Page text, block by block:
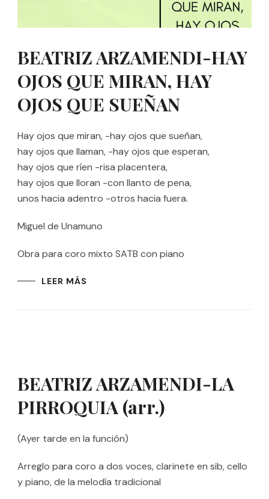
BEATRIZ ARZAMENDI-HAY
OJOS QUE MIRAN, HAY
OJOS QUE SUEÑAN
Hay ojos que miran, -hay ojos que sueñan,
hay ojos que llaman, -hay ojos que esperan,
hay ojos que ríen -risa placentera,
hay ojos que lloran -con llanto de pena,
unos hacia adentro -otros hacia fuera.
Miguel de Unamuno
Obra para coro mixto SATB con piano
LEER MÁS
BEATRIZ ARZAMENDI-LA
PIRROQUIA (arr.)
(Ayer tarde en la función)
Arreglo para coro a dos voces, clarinete en sib, cello
y piano, de la melodía tradicional